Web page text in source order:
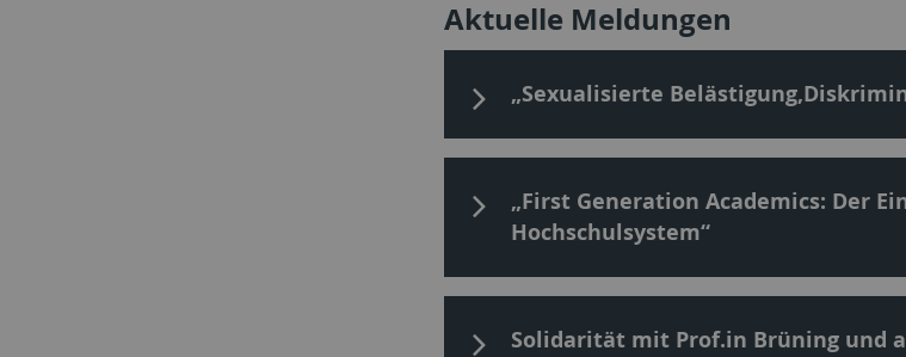
Aktuelle Meldungen
„Sexualisierte
„First Generation Academics: Der
Hochschulsystem“
Solidarität mit Prof.in Brüning und